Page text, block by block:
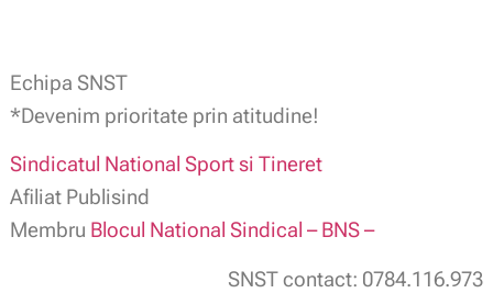
Echipa SNST
*Devenim prioritate prin atitudine!
Sindicatul National Sport si Tineret
Afiliat Publisind
Membru Blocul National Sindical – BNS –
SNST contact: 0784.116.973